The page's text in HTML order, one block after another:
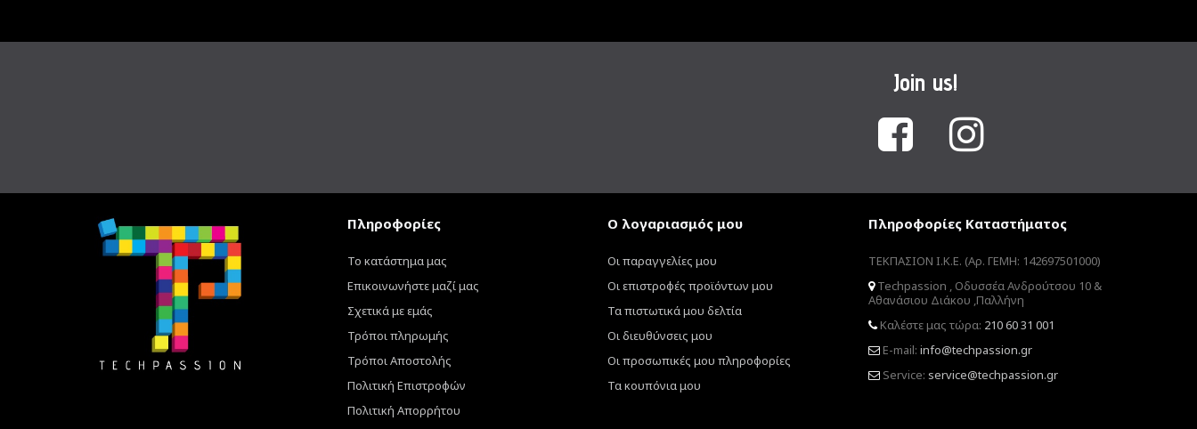
Join us!
Πληροφορίες
Το κατάστημα μας
Επικοινωνήστε μαζί μας
Σχετικά με εμάς
Τρόποι πληρωμής
Τρόποι Αποστολής
Πολιτική Επιστροφών
Πολιτική Απορρήτου
Ο λογαριασμός μου
Οι παραγγελίες μου
Οι επιστροφές προϊόντων μου
Τα πιστωτικά μου δελτία
Οι διευθύνσεις μου
Οι προσωπικές μου πληροφορίες
Τα κουπόνια μου
Πληροφορίες Καταστήματος
ΤΕΚΠΑΣΙΟΝ Ι.Κ.Ε. (Αρ. ΓΕΜΗ: 142697501000)
Techpassion , Οδυσσέα Ανδρούτσου 10 &
Αθανάσιου Διάκου ,Παλλήνη
Καλέστε μας τώρα: 210 60 31 001
E-mail: info@techpassion.gr
Service: service@techpassion.gr